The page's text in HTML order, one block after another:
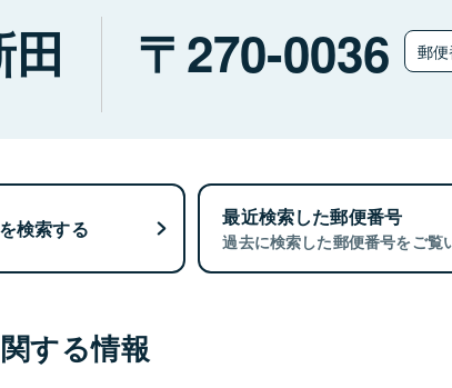
270-0036 郵
検索する 最近検索した郵便番号
過去に検索した郵便番号をご覧
する情報